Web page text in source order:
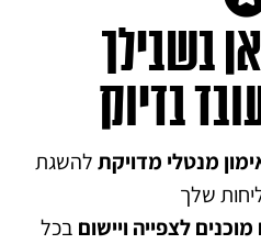
בשבילך
בדיוק
להשגת
שלך
בכל